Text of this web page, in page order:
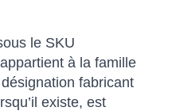
le SKU
à la famille
fabricant
existe, est